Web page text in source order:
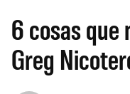
6 cosas que
Greg